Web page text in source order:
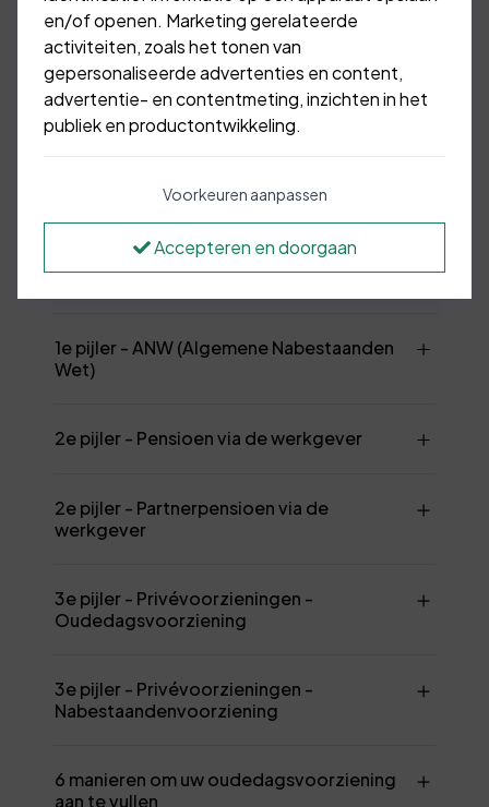
Ik ben een werknemer
in loondienst. Wat is
voor mij van belang?
1e pijler - AOW (Algemene Ouderdoms
Wet)
1e pijler - ANW (Algemene Nabestaanden
Wet)
2e pijler - Pensioen via de werkgever
2e pijler - Partnerpensioen via de
werkgever
3e pijler - Privévoorzieningen -
Oudedagsvoorziening
3e pijler - Privévoorzieningen -
Nabestaandenvoorziening
6 manieren om uw oudedagsvoorziening
aan te vullen
en/of openen. Marketing gerelateerde
activiteiten, zoals het tonen van
gepersonaliseerde advertenties en content,
advertentie- en contentmeting, inzichten in het
publiek en productontwikkeling.
Voorkeuren aanpassen
Accepteren en doorgaan